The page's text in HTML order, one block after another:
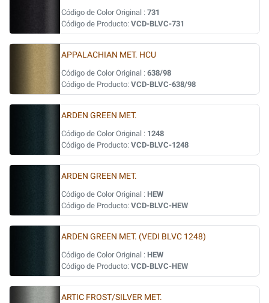
Código de Color Original : 731
Código de Producto: VCD-BLVC-731
APPALACHIAN MET. HCU
Código de Color Original : 638/98
Código de Producto: VCD-BLVC-638/98
ARDEN GREEN MET.
Código de Color Original : 1248
Código de Producto: VCD-BLVC-1248
ARDEN GREEN MET.
Código de Color Original : HEW
Código de Producto: VCD-BLVC-HEW
ARDEN GREEN MET. (VEDI BLVC 1248)
Código de Color Original : HEW
Código de Producto: VCD-BLVC-HEW
ARTIC FROST/SILVER MET.